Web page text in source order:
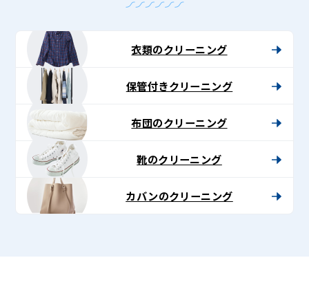
ト〉
衣類のクリーニング
保管付きクリーニング
布団のクリーニング
靴のクリーニング
カバンのクリーニング